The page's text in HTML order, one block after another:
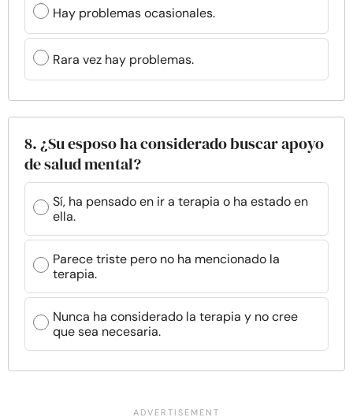
Hay problemas ocasionales.
Rara vez hay problemas.
8. ¿Su esposo ha considerado buscar apoyo
de salud mental?
Sí, ha pensado en ir a terapia o ha estado en
ella.
Parece triste pero no ha mencionado la
terapia.
Nunca ha considerado la terapia y no cree
que sea necesaria.